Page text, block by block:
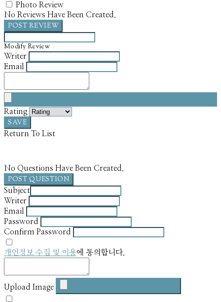
Photo Review
No Reviews Have Been Created.
POST REVIEW
Modify Review
Writer
Email
Rating
SAVE
Return To List
No Questions Have Been Created.
POST QUESTION
Subject
Writer
Email
Password
Confirm Password
개인정보 수집 및 이용에 동의합니다.
Upload Image